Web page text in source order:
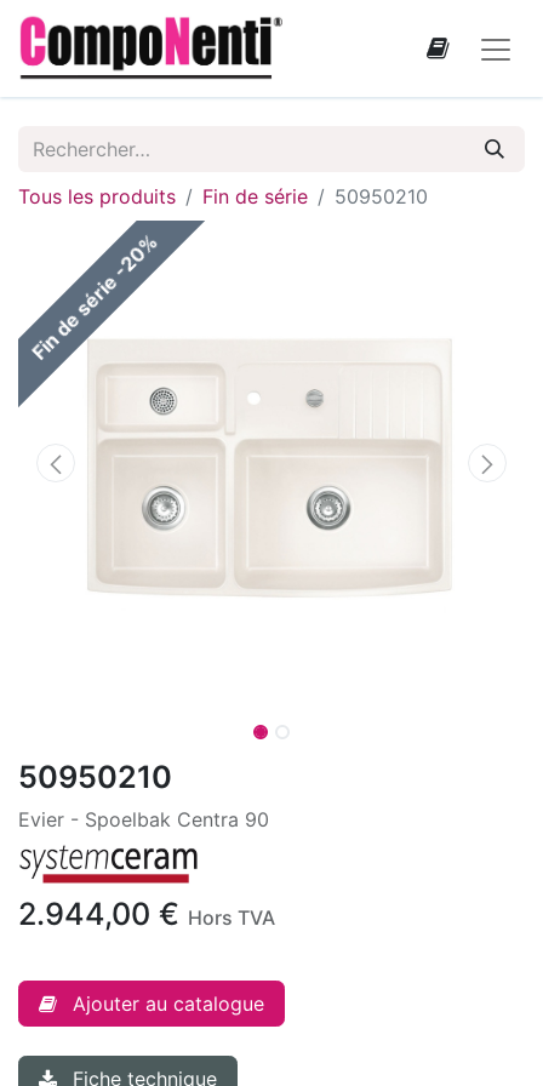
Tous les produits Fin de série 50950210
Fin de série -20%
50950210
Evier - Spoelbak Centra 90
2.944,00 € Hors TVA
Ajouter au catalogue
Fiche technique